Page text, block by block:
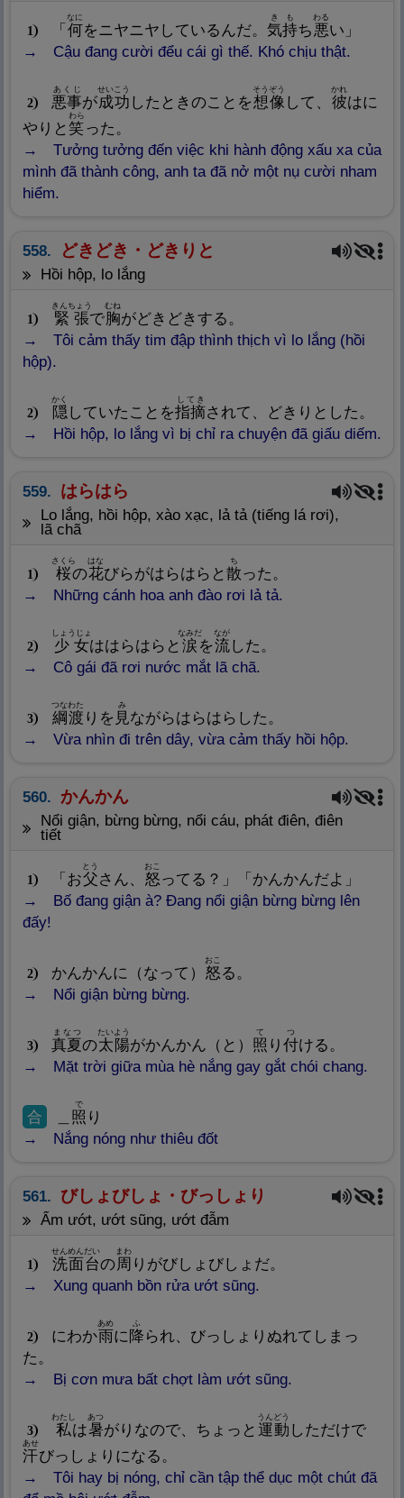
1 「 何
なに
をニヤニヤしているんだ。気
khái, khí phách
持
きも
ち悪
わる
い」
Cậu đang cười đểu cái gì thế. Khó chịu thật.
2 悪事
あくじ
が成功
せいこう
したときのことを想像
そうぞう
して、 彼
かれ
はに
やりと 笑
わら
った。
Tưởng tưởng đến việc khi hành động xấu xa của
mình đã thành công, anh ta đã nở một nụ cười nham
hiểm.
558. どきどき・どきりと
hồi hộp, lo lắng
1 緊張
きんちょう
で胸
むね
がどきどきする。
Tôi cảm thấy tim đập thình thịch vì lo lắng (hồi
hộp).
2 隠
かく
していたことを指摘
してき
されて、どきりとした。
Hồi hộp, lo lắng vì bị chỉ ra chuyện đã giấu diếm.
559. はらはら
lo lắng, hồi hộp, xào xạc, lả tả (tiếng lá rơi),
lã chã
1 桜
さくら
の花
はな
びらがはらはらと散
ち
った。
Những cánh hoa anh đào rơi lả tả.
2 少女
しょうじょ
ははらはらと 涙
なみだ
を流
なが
した。
Cô gái đã rơi nước mắt lã chã.
3 綱渡
つなわた
りを 見
み
ながらはらはらした。
Vừa nhìn đi trên dây, vừa cảm thấy hồi hộp.
560. かんかん
Nổi giận, bừng bừng, nổi cáu, phát điên, điên
tiết
1 「お父
とう
さん、 怒
おこ
ってる？」「かんかんだよ」
Bố đang giận à? Đang nổi giận bừng bừng lên
đấy!
2 かんかんに（なって） 怒
おこ
る。
Nổi giận bừng bừng.
3 真夏
まなつ
の太 陽
たいよう
がかんかん（と） 照
て
り付
つ
ける。
Mặt trời giữa mùa hè nắng gay gắt chói chang.
合 照
で
り
Nắng nóng như thiêu đốt
561. びしょびしょ・びっしょり
ẩm ướt, ướt sũng, ướt đẫm
1 洗面台
せんめんだい
の周
まわ
りがびしょびしょだ。
Xung quanh bồn rửa ướt sũng.
2 にわか雨
あめ
に降
ふ
られ、びっしょりぬれてしまっ
た。
Bị cơn mưa bất chợt làm ướt sũng.
3 私
わたし
は暑
あつ
がりなので、ちょっと 運動
うんどう
しただけで
汗
あせ
びっしょりになる。
Tôi hay bị nóng, chỉ cần tập thể dục một chút đã